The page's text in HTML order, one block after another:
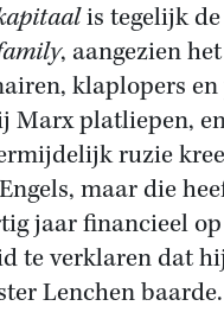
is tegelijk de
, aangezien
klaplopers
Marx platliepen,
ruzie
maar die
jaar financieel
te verklaren dat
Lenchen baarde.